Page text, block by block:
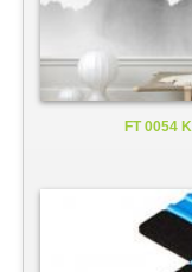
FT 0054